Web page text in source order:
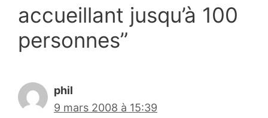
accueillant jusqu’à 100
personnes”
phil
9 mars 2008 à 15:39